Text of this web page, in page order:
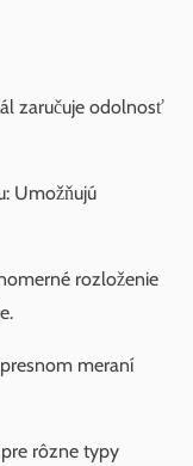
zaručuje odolnosť
Umožňujú
rozloženie
meraní
rôzne typy